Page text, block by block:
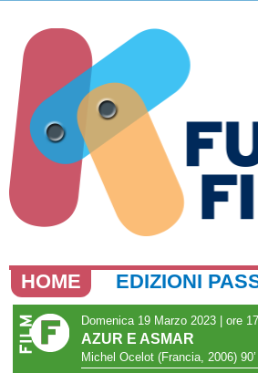
HOME EDIZIONI
Domenica 19 Marzo 2023 | ore
AZUR E ASMAR
Michel Ocelot (Francia, 2006) 90’